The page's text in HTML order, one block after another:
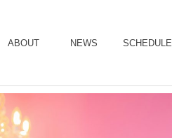
ABOUT NEWS SCHEDULE